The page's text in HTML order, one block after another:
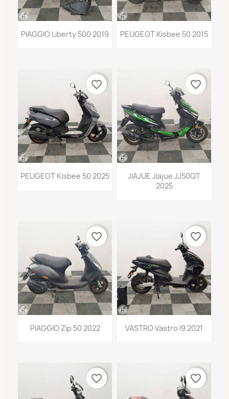
PIAGGIO Liberty 500 2019 PEUGEOT Kisbee 50 2015
PEUGEOT Kisbee 50 2025
favorite_border
JIAJUE Jiajue JJ50QT
2025
favorite_border
PIAGGIO Zip 50 2022
favorite_border
VASTRO Vastro I9 2021
favorite_border
favorite_border favorite_border